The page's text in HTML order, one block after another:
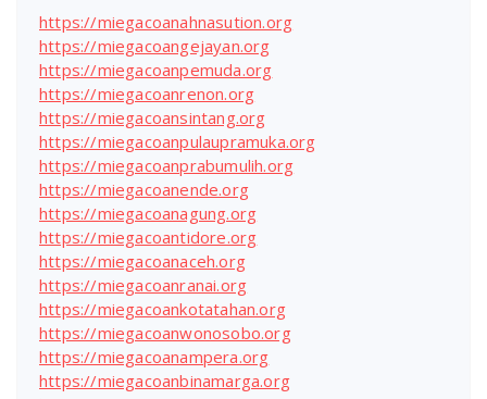
https://miegacoanahnasution.org
https://miegacoangejayan.org
https://miegacoanpemuda.org
https://miegacoanrenon.org
https://miegacoansintang.org
https://miegacoanpulaupramuka.org
https://miegacoanprabumulih.org
https://miegacoanende.org
https://miegacoanagung.org
https://miegacoantidore.org
https://miegacoanaceh.org
https://miegacoanranai.org
https://miegacoankotatahan.org
https://miegacoanwonosobo.org
https://miegacoanampera.org
https://miegacoanbinamarga.org